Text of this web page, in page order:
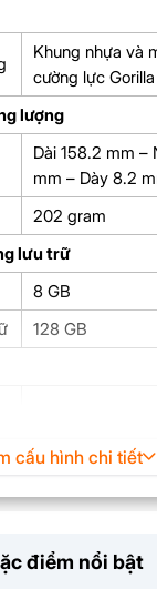
Khung nhựa và
cường lực
lượng
Dài 158.2 mm –
mm – Dày 8.2
202 gram
lưu trữ
8 GB
128 GB
Giọt nước
6,4 inch
cấu hình chi tiết
điểm nổi bật